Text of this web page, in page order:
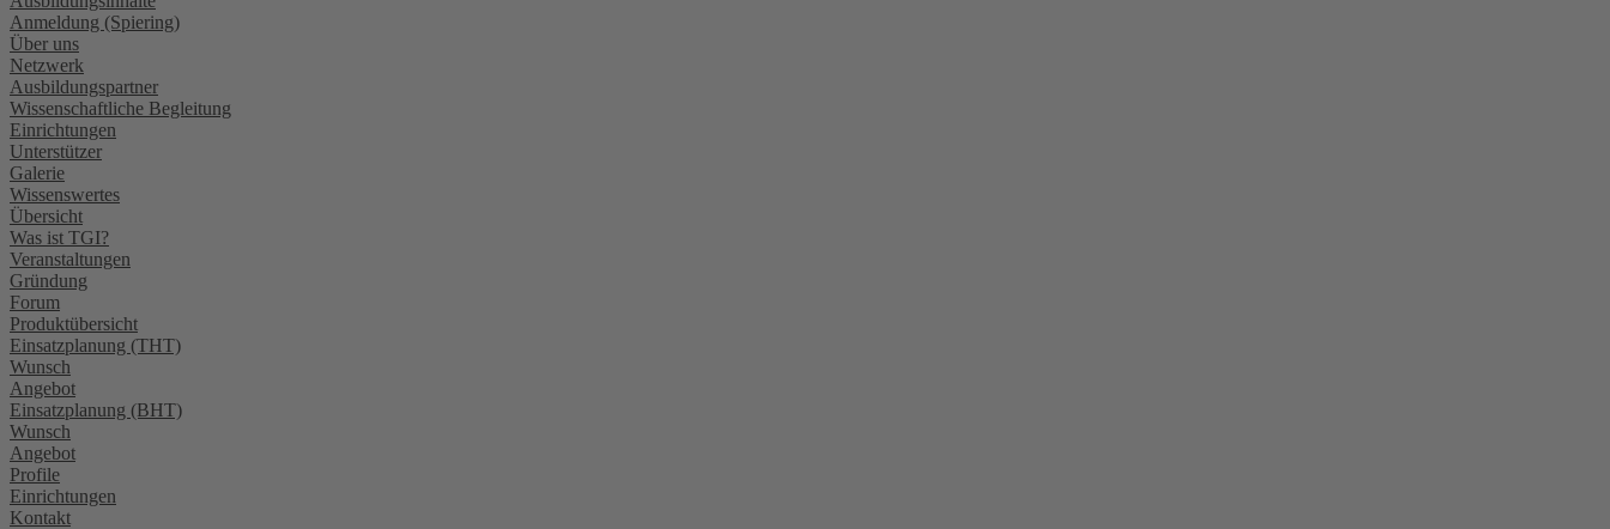
Anmeldung (Spiering)
Über uns
Netzwerk
Ausbildungspartner
Wissenschaftliche Begleitung
Einrichtungen
Unterstützer
Galerie
Wissenswertes
Übersicht
Was ist TGI?
Veranstaltungen
Gründung
Forum
Produktübersicht
Einsatzplanung (THT)
Wunsch
Angebot
Einsatzplanung (BHT)
Wunsch
Angebot
Profile
Einrichtungen
Kontakt